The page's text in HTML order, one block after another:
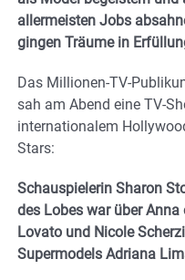
allermeisten Jobs
gingen Träume in
Das Millionen-TV-
sah am Abend eine TV-
internationalem
Stars:
Schauspielerin Sharon
des Lobes war über
Lovato und Nicole
Supermodels Adriana